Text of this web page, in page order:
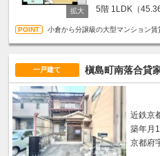
5階 1LDK（
小倉から分譲級の大型マンション賃
一戸建て 槇島町南落合貸
近鉄京
築年月
京都府